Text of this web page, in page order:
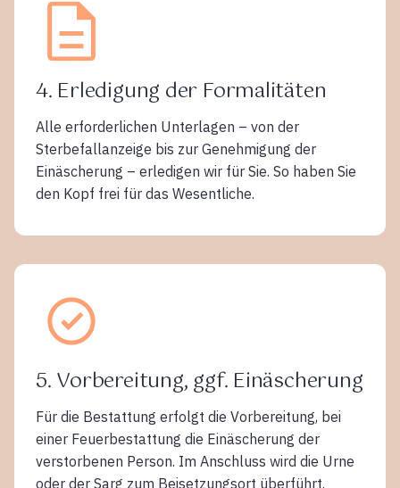
4. Erledigung der Formalitäten
Alle erforderlichen Unterlagen – von der
Sterbefallanzeige bis zur Genehmigung der
Einäscherung – erledigen wir für Sie. So haben Sie
den Kopf frei für das Wesentliche.
5. Vorbereitung, ggf. Einäscherung
Für die Bestattung erfolgt die Vorbereitung, bei
einer Feuerbestattung die Einäscherung der
verstorbenen Person. Im Anschluss wird die Urne
oder der Sarg zum Beisetzungsort überführt.